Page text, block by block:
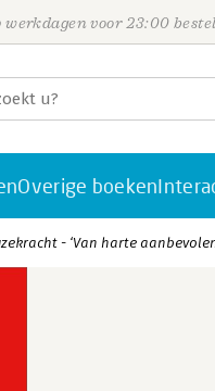
werkdagen voor 23:00
Overige boeken
- ‘Van harte